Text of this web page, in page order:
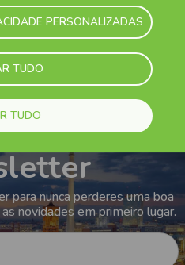
PERSONALIZADAS
TUDO
TUDO
que o torna precioso
mais
para nunca perderes uma boa
novidades em primeiro lugar.